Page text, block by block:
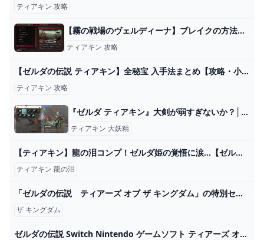
ティアキン 攻略
【霧の戦場のヴェルディーナ】ブレイクの方法と有効活用の仕方│KOUs gameplay guide
ティアキン 攻略
【ゼルダの伝説 ティアキン】全秘宝 入手法まとめ【攻略・小ネタ・検証】【ゼルダの伝説 ティアーズオブザキングダム】【ティアキン】【totk】【ゼルダ】 - YouTube
ティアキン 攻略
『ゼルダ ティアキン』大剣が弱すぎないか？│SWITCH速報
ティアキン 大妖精
【ティアキン】龍の泪コンプ！ゼルダ姫の覚悟に涙…【ゼルダの伝説 ティアーズ オブ ザ キングダム】#18 - YouTube
ティアキン 龍の泪
「ゼルダの伝説 ティアーズ オブ ザ キングダム」の特別セットが割引価格になるキャンペーンが本日5月28日まで - GAME Watch
ザ キングダム
ゼルダの伝説 Switch Nintendo ゲームソフト ティアーズ オブ｜Yahoo!フリマ（旧PayPayフリマ）